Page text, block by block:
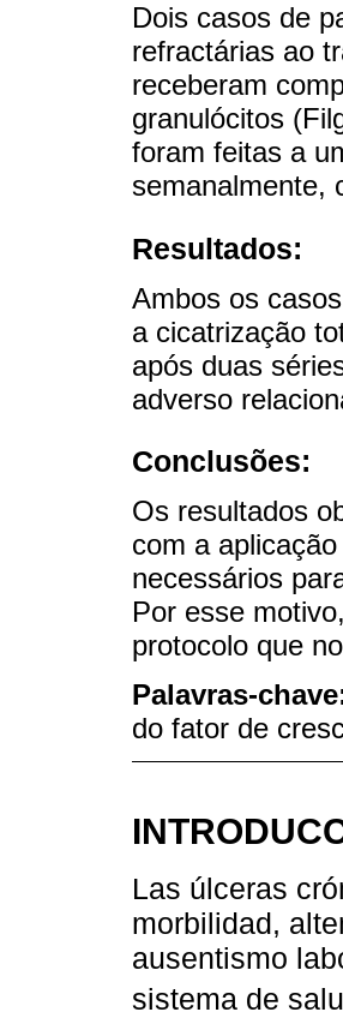
Dois casos de
refractárias ao
receberam
granulócitos
foram feitas a
semanalmente,
Resultados:
Ambos os
a cicatrização
após duas
adverso
Conclusões:
Os resultados
com a
necessários
Por esse
protocolo que
Palavras-
do fator de
Las úlceras
morbilidad,
ausentismo
sistema de